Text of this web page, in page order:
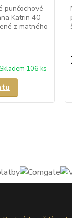
punčochové
Katrin 40
z matného
106 ks